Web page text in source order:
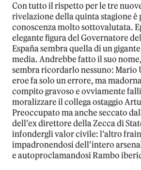
Con tutto il rispetto per le tre
rivelazione della quinta stagione è
conoscenza molto sottovalutata.
elegante figura del Governatore
España sembra quella di un
media. Andrebbe fatto il suo
sembra ricordarlo nessuno: Mario
eroe fa solo un errore, ma
compito gravoso e ovviamente
moralizzare il collega ostaggio
Preoccupato ma anche seccato
dell’ex direttore della Zecca di
infondergli valor civile: l’altro
impadronendosi dell’intero
e autoproclamandosi Rambo